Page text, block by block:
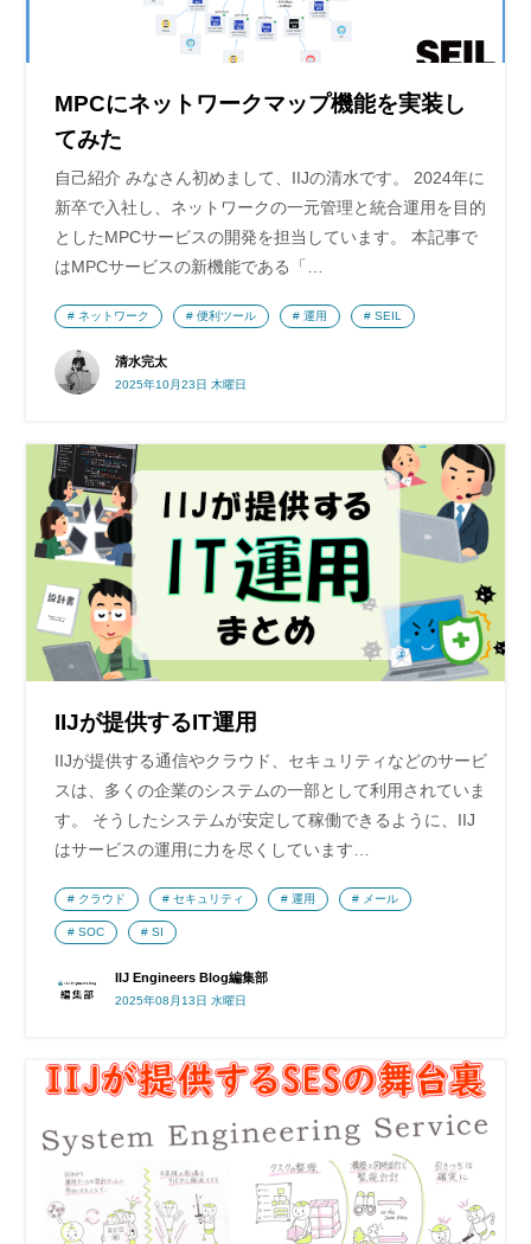
MPCにネットワークマップ機能を実装し
てみた
自己紹介 みなさん初めまして、IIJの清水です。 2024年に
新卒で入社し、ネットワークの一元管理と統合運用を目的
としたMPCサービスの開発を担当しています。 本記事で
はMPCサービスの新機能である「…
清水完太
2025年10月23日 木曜日
ネットワーク 便利ツール 運用 SEIL
IIJが提供するIT運用
IIJが提供する通信やクラウド、セキュリティなどのサービ
スは、多くの企業のシステムの一部として利用されていま
す。 そうしたシステムが安定して稼働できるように、IIJ
はサービスの運用に力を尽くしています…
IIJ Engineers Blog編集部
2025年08月13日 水曜日
クラウド セキュリティ 運用 メール
SOC SI